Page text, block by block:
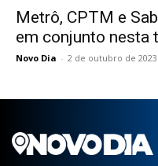
Metrô, CPTM e
em conjunto nesta
Novo Dia - 2 de outubro de 2023